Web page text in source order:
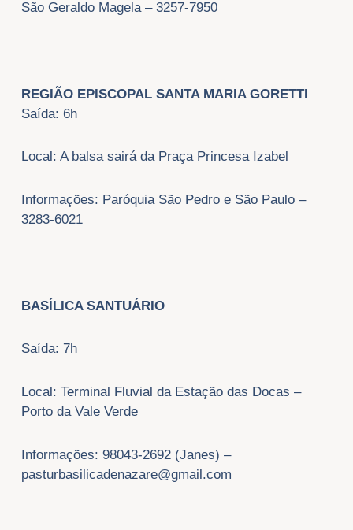
São Geraldo Magela – 3257-7950
REGIÃO EPISCOPAL SANTA MARIA GORETTI
Saída: 6h
Local: A balsa sairá da Praça Princesa Izabel
Informações: Paróquia São Pedro e São Paulo –
3283-6021
BASÍLICA SANTUÁRIO
Saída: 7h
Local: Terminal Fluvial da Estação das Docas –
Porto da Vale Verde
Informações: 98043-2692 (Janes) –
pasturbasilicadenazare@gmail.com